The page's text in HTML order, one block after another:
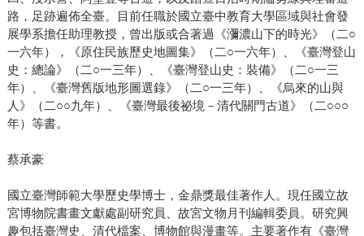
路，足跡遍佈全臺。目前任職於國立臺中教育大學區域與社會發
展學系擔任助理教授，曾出版或合著過《瀰濃山下的時光》（二○
一六年），《原住民族歷史地圖集》（二○一六年）、《臺灣登山
史：總論》（二○一三年）、《臺灣登山史：裝備》（二○一三
年）、《臺灣舊版地形圖選錄》（二○一三年）、《烏來的山與
人》（二○○九年）、《臺灣最後祕境－清代關門古道》（二○○○
年）等書。
蔡承豪
國立臺灣師範大學歷史學博士，金鼎獎最佳著作人。現任國立故
宮博物院書畫文獻處副研究員、故宮文物月刊編輯委員。研究興
趣包括臺灣史、清代檔案、博物館與漫畫等。主要著作有《臺灣